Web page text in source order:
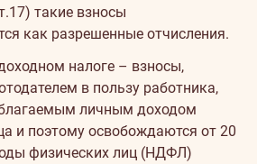
такие взносы
как разрешенные отчисления.
налоге – взносы,
в пользу работника,
личным доходом
и поэтому освобождаются от 20
физических лиц (НДФЛ)